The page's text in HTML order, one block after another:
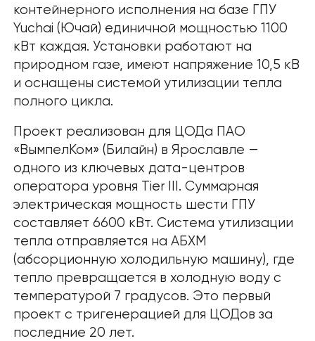
контейнерного исполнения на базе ГПУ
Yuchai (Ючай) единичной мощностью 1100
кВт каждая. Установки работают на
природном газе, имеют напряжение 10,5 кВ
и оснащены системой утилизации тепла
полного цикла.
Проект реализован для ЦОДа ПАО
«ВымпелКом» (Билайн) в Ярославле —
одного из ключевых дата-центров
оператора уровня Tier III. Суммарная
электрическая мощность шести ГПУ
составляет 6600 кВт. Система утилизации
тепла отправляется на АБХМ
(абсорционную холодильную машину), где
тепло превращается в холодную воду с
температурой 7 градусов. Это первый
проект с тригенерацией для ЦОДов за
последние 20 лет.